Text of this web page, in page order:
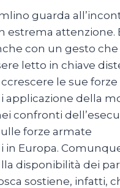
guarda
estrema attenzione.
con un gesto che
letto in chiave
le sue
applicazione della
confronti
forze armate
in Europa.
disponibilità dei
sostiene, infatti,